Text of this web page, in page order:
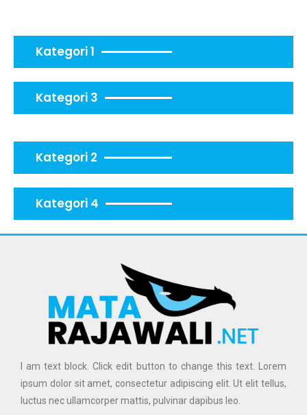
Kategori 1
Kategori 3
Kategori 2
Kategori 4
I am text block. Click edit button to change this text. Lorem
ipsum dolor sit amet, consectetur adipiscing elit. Ut elit tellus,
luctus nec ullamcorper mattis, pulvinar dapibus leo.